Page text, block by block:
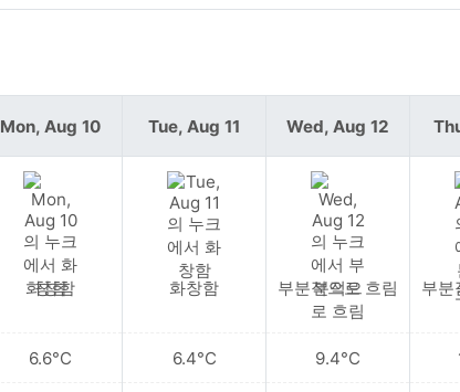
Mon, Aug 10
화창함
6.6°C
Tue, Aug 11
화창함
6.4°C
Wed, Aug 12
부분적으로 흐림
9.4°C
부분